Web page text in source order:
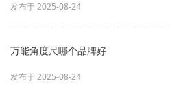
发布于 2025-08-24
万能角度尺哪个品牌好
发布于 2025-08-24